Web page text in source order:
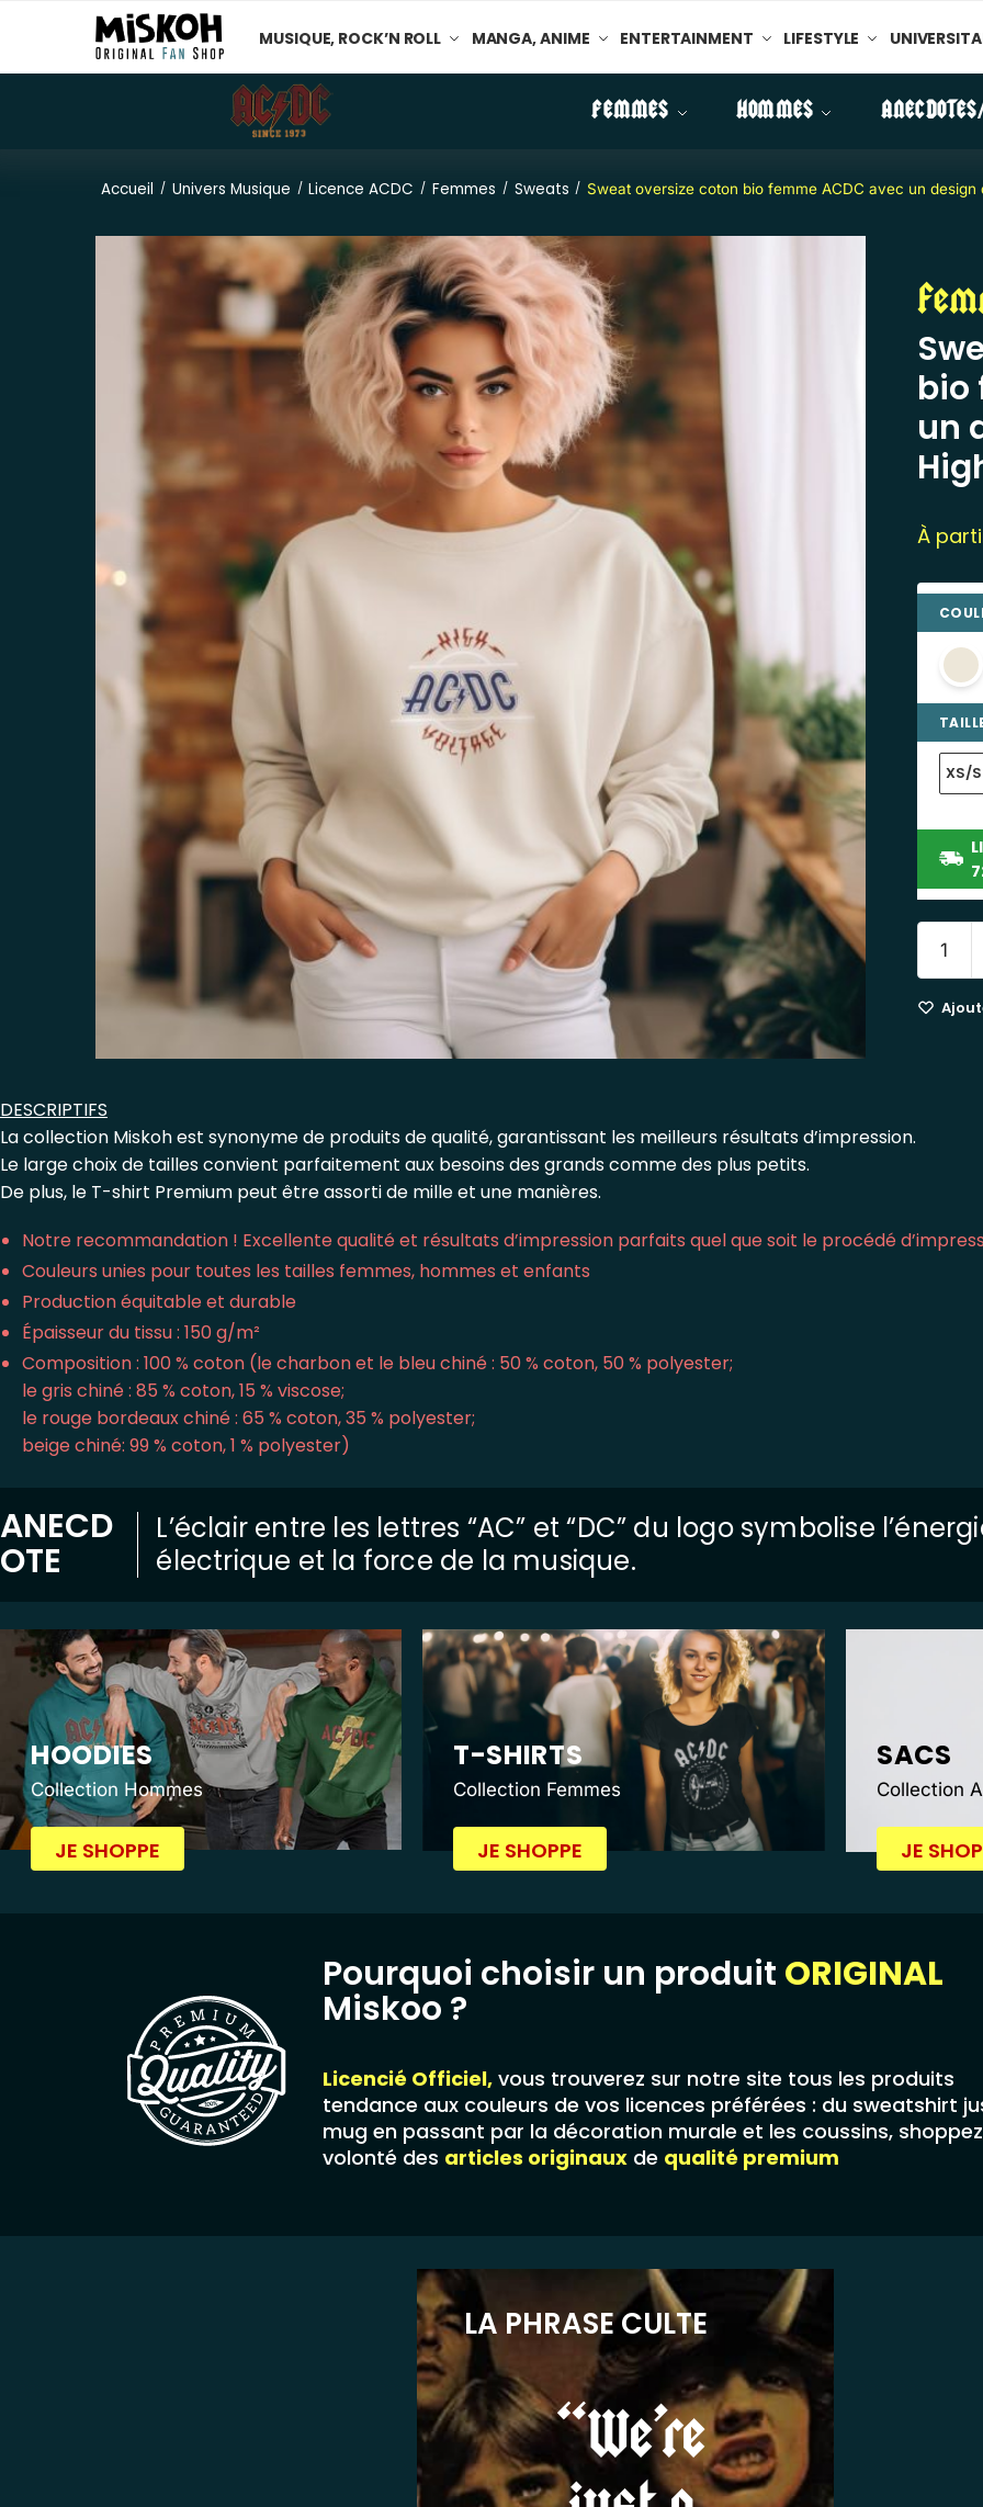
MUSIQUE, ROCK’N ROLL MANGA, ANIME ENTERTAINMENT LIFESTYLE
FEMMES HOMMES
Accueil / Univers Musique / Licence ACDC / Femmes / Sweats / Sweat oversize coton bio femme ACDC avec un design
bio
un
À
XS/S
DESCRIPTIFS
La collection Miskoh est synonyme de produits de qualité, garantissant les meilleurs résultats d’impression.
Le large choix de tailles convient parfaitement aux besoins des grands comme des plus petits.
De plus, le T-shirt Premium peut être assorti de mille et une manières.
Notre recommandation ! Excellente qualité et résultats d’impression parfaits quel que soit le procédé
Couleurs unies pour toutes les tailles femmes, hommes et enfants
Production équitable et durable
Épaisseur du tissu : 150 g/m²
Composition : 100 % coton (le charbon et le bleu chiné : 50 % coton, 50 % polyester;
le gris chiné : 85 % coton, 15 % viscose;
le rouge bordeaux chiné : 65 % coton, 35 % polyester;
beige chiné: 99 % coton, 1 % polyester)
ANECD
OTE
L’éclair entre les lettres “AC” et “DC” du logo symbolise
électrique et la force de la musique.
HOODIES
Collection Hommes
JE SHOPPE
T-SHIRTS
Collection Femmes
JE SHOPPE
SACS
Collection
JE
Pourquoi choisir un produit ORIGINAL
Miskoo ?
Licencié Officiel, vous trouverez sur notre site tous les produits
tendance aux couleurs de vos licences préférées : du sweatshirt
mug en passant par la décoration murale et les coussins,
volonté des articles originaux de qualité premium
LA PHRASE CULTE
“We’re